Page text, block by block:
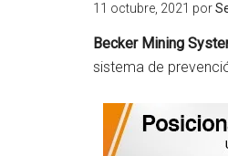
11 octubre, 2021 por
Becker Mining
sistema de